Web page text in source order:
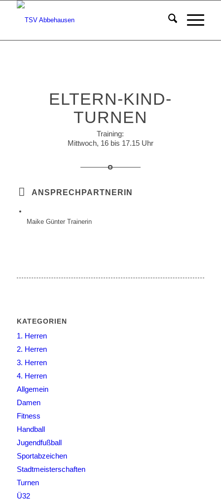
ELTERN-KIND-
TURNEN
Training:
Mittwoch, 16 bis 17.15 Uhr
ANSPRECHPARTNERIN
Maike Günter Trainerin
KATEGORIEN
1. Herren
2. Herren
3. Herren
4. Herren
Allgemein
Damen
Fitness
Handball
Jugendfußball
Sportabzeichen
Stadtmeisterschaften
Turnen
Ü32